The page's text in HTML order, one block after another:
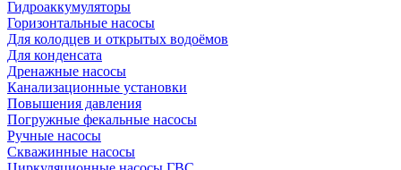
Гидроаккумуляторы
Горизонтальные насосы
Для колодцев и открытых водоёмов
Для конденсата
Дренажные насосы
Канализационные установки
Повышения давления
Погружные фекальные насосы
Ручные насосы
Скважинные насосы